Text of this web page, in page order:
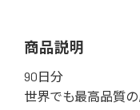
商品説明
90日分
世界でも最高品質